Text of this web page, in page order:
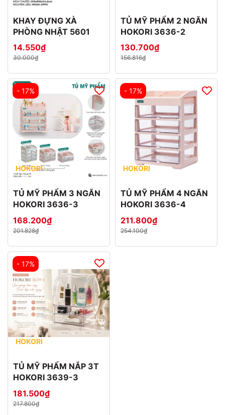
KHAY ĐỰNG XÀ
PHÒNG NHẬT 5601
14.550₫
30.000₫
TỦ MỸ PHẨM 2 NGĂN
HOKORI 3636-2
130.700₫
156.816₫
- 17%
HOKORI
TỦ MỸ PHẨM 3 NGĂN
HOKORI 3636-3
168.200₫
201.828₫
- 17%
HOKORI
TỦ MỸ PHẨM 4 NGĂN
HOKORI 3636-4
211.800₫
254.100₫
- 17%
HOKORI
TỦ MỸ PHẨM NẮP 3T
HOKORI 3639-3
181.500₫
217.800₫